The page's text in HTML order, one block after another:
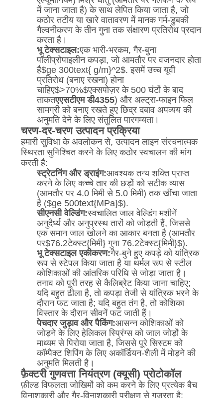
में जाना जाता है) के साथ लेपित किया जाता है, जो
कठोर तटीय या खारे वातावरण में मानक गर्म-डुबकी
गैल्वनीकरण के तीन गुना तक संक्षारण प्रतिरोध प्रदान
करता है।
भू टेक्सटाइल:एक भारी-भरकम, गैर-बुना
पॉलीप्रोपाइलीन कपड़ा, जो आमतौर पर वजनदार होता
है$ge 300text{ g/m}^2$. इसमें उच्च यूवी
प्रतिरोध (बनाए रखना) होना
चाहिए$>70%$एक्सपोज़र के 500 घंटों के बाद
ताकतएएसटीएम डी4355) और अल्ट्रा-फाइन फिल
सामग्री को बनाए रखते हुए छिद्र दबाव अपव्यय की
अनुमति देने के लिए संतुलित पारगम्यता।
चरण-दर-चरण उत्पादन प्रक्रिया
हमारी सुविधा के अवलोकन से, उत्पादन लाइन संरचनात्मक
स्थिरता सुनिश्चित करने के लिए कठोर स्वचालन की मांग
करती है:
स्ट्रेटनिंग और ड्राइंग:आवश्यक तन्य शक्ति प्राप्त
करने के लिए कच्चे तार की छड़ों को सटीक व्यास
(आमतौर पर 4.0 मिमी से 5.0 मिमी) तक खींचा जाता
है ($ge 500text{MPa}$).
सीएनसी वेल्डिंग:स्वचालित जाल वेल्डिंग मशीनें
अनुदैर्ध्य और अनुप्रस्थ तारों को जोड़ती हैं, जिससे
एक समान जाल खोलने का आकार बनता है (आमतौर
पर$76.2टेक्स्ट{मिमी} गुना 76.2टेक्स्ट{मिमी}$).
भू टेक्सटाइल एकीकरण:गैर-बुने हुए कपड़े को यांत्रिक
रूप से स्टेपल किया जाता है या थर्मल रूप से स्टील
कोशिकाओं की आंतरिक परिधि से जोड़ा जाता है।
तनाव को पूरी तरह से कैलिब्रेट किया जाना चाहिए;
यदि बहुत ढीला है, तो कपड़ा तेजी से यांत्रिक भरने के
दौरान फट जाता है; यदि बहुत तंग है, तो कोशिका
विस्तार के दौरान सीवनें फट जाती हैं।
पेचदार जुड़ाव और पैकिंग:आसन्न कोशिकाओं को
जोड़ने के लिए हेलिकल स्प्रिंग्स को जाल जोड़ों के
माध्यम से पिरोया जाता है, जिससे पूरे सिस्टम को
कॉम्पैक्ट शिपिंग के लिए अकॉर्डियन-शैली में मोड़ने की
अनुमति मिलती है।
फ़ैक्टरी गुणवत्ता नियंत्रण (क्यूसी) प्रोटोकॉल
फ़ील्ड विफलता जोखिमों को कम करने के लिए प्रत्येक बैच
विनाशकारी और गैर-विनाशकारी परीक्षण से गुजरता है: